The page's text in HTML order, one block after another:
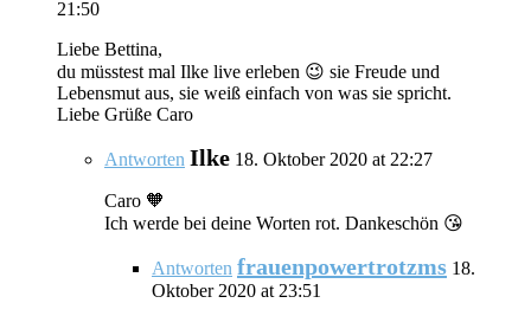
21:50
Liebe Bettina,
du müsstest mal Ilke live erleben 😉 sie Freude und
Lebensmut aus, sie weiß einfach von was sie spricht.
Liebe Grüße Caro
Antworten Ilke 18. Oktober 2020 at 22:27
Caro 🧡
Ich werde bei deine Worten rot. Dankeschön 😘
Antworten frauenpowertrotzms 18.
Oktober 2020 at 23:51